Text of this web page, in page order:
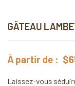
GÂTEAU
À partir de : $
Laissez-vous